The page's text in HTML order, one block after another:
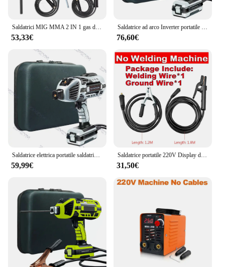
Saldatrici MIG MMA 2 IN 1 gas di anidride carbonica-saldatura schermata e manuale utensili per saldatrici Inverter a corrente diretta IGBT multiuso
53,33€
Saldatrice ad arco Inverter portatile 4600W saldatrice elettrica automatica portatile 220V e spazzola in acciaio per maschera saldatura fai da te per la casa
76,60€
59,99€
Saldatrice portatile 220V Display digitale LCD Saldatrici Hot Start 300A Saldatrice ad arco con filo portaelettrodo
31,50€